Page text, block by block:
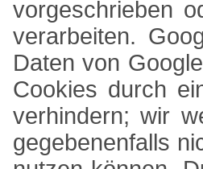
vorgeschrieben
verarbeiten.
Daten von
Cookies durch
verhindern; wir
gegebenenfalls